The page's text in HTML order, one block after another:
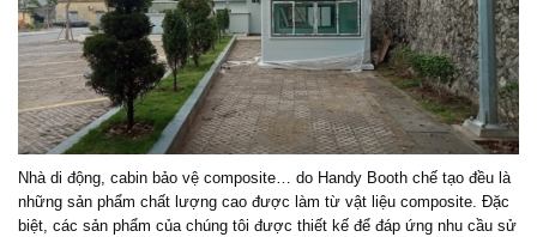
Nhà di động, cabin bảo vệ composite… do Handy Booth chế tạo đều là
những sản phẩm chất lượng cao được làm từ vật liệu composite. Đặc
biệt, các sản phẩm của chúng tôi được thiết kế để đáp ứng nhu cầu sử